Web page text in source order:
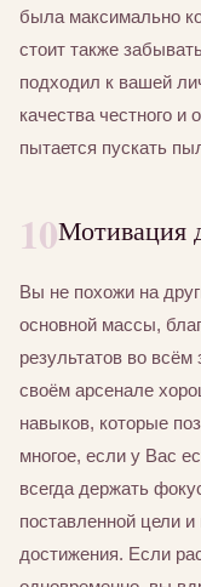
была максимально
стоит также
подходил к вашей
качества честного и
пытается пускать
10Мотивация
Вы не похожи на
основной массы,
результатов во
своём арсенале
навыков, которые
многое, если у Вас
всегда держать
поставленной цели
достижения. Если